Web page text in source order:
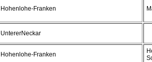
Hohenlohe-Franken
UntererNeckar
Hohenlohe-Franken